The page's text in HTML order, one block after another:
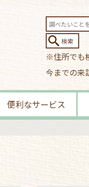
※住所でも
今までの来
便利なサービス